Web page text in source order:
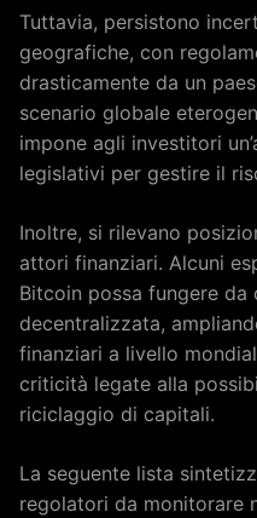
Tuttavia, persistono
geografiche, con
drasticamente da un
scenario globale
impone agli investitori
legislativi per gestire il
Inoltre, si rilevano
attori finanziari. Alcuni
Bitcoin possa fungere
decentralizzata,
finanziari a livello
criticità legate alla
riciclaggio di capitali.
La seguente lista
regolatori da monitorare